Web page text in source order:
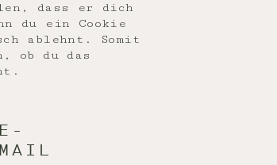
dass er dich
du ein Cookie
ablehnt. Somit
ob du das